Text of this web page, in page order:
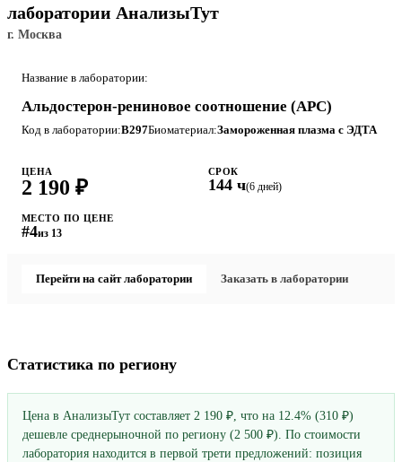
лаборатории АнализыТут
г. Москва
Название в лаборатории:
Альдостерон-рениновое соотношение (АРС)
Код в лаборатории:B297Биоматериал:Замороженная плазма с ЭДТА
ЦЕНА
2 190 ₽
СРОК
144 ч(6 дней)
МЕСТО ПО ЦЕНЕ
#4из 13
Перейти на сайт лаборатории Заказать в лаборатории
Статистика по региону
Цена в АнализыТут составляет 2 190 ₽, что на 12.4% (310 ₽)
дешевле среднерыночной по региону (2 500 ₽). По стоимости
лаборатория находится в первой трети предложений: позиция